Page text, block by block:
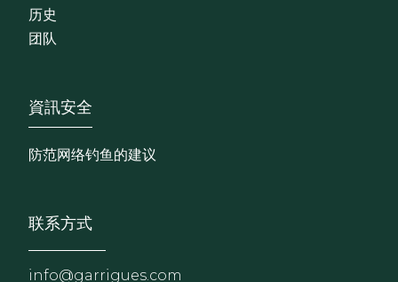
历史
团队
Footer - Extranet y
資訊安全
防范网络钓鱼的建议
联系方式
info@garrigues.com